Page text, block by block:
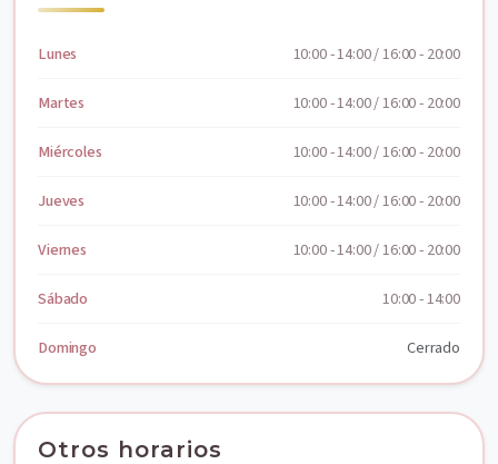
Lunes 10:00 - 14:00 / 16:00 - 20:00
Martes 10:00 - 14:00 / 16:00 - 20:00
Miércoles 10:00 - 14:00 / 16:00 - 20:00
Jueves 10:00 - 14:00 / 16:00 - 20:00
Viernes 10:00 - 14:00 / 16:00 - 20:00
Sábado 10:00 - 14:00
Domingo Cerrado
Otros horarios